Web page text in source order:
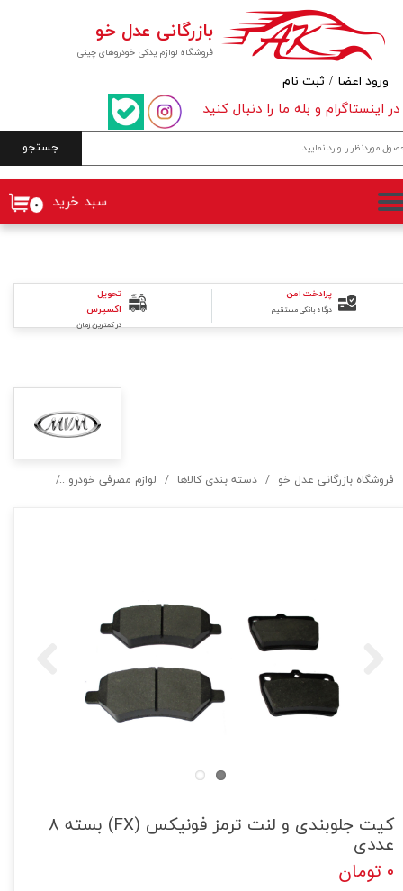
فروشگاه لوازم یدکی خودروهای چینی
بازرگانی عدل خو
جستجو
۰ سبد خرید
در اینستاگرام و بله ما را دنبال کنید
ورود اعضا / ثبت نام
حساب کاربری من
تغییر گذر واژه
سفارشات
خروج از حساب کاربری
فروشگاه بازرگانی عدل خو دسته بندی کالاها لوازم مصرفی خودرو
کیت جلوبندی و لنت ترمز فونیکس (FX) بسته 8
عددی
۰ تومان
تحویل
اکسپرس
در کمترین زمان
پرادخت امن
درگاه بانکی مستقیم